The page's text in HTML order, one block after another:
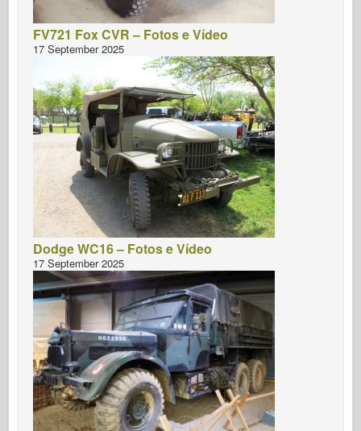
FV721 Fox CVR – Fotos e Vídeo
17 September 2025
Dodge WC16 – Fotos e Vídeo
17 September 2025